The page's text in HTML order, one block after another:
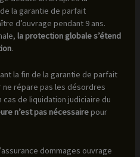
la garantie de parfait
d’ouvrage pendant 9 ans.
la protection globale s’étend
.
la fin de la garantie de parfait
répare pas les désordres
cas de liquidation judiciaire du
n’est pas nécessairepour
dommages ouvrage